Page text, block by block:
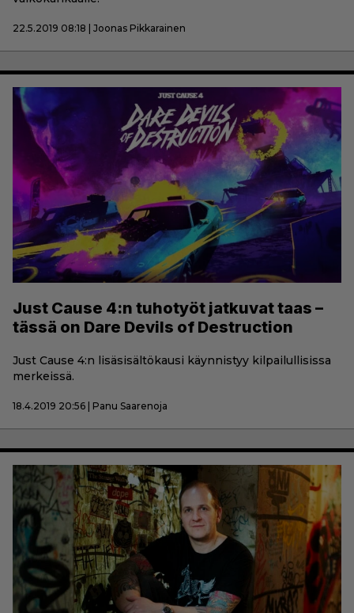
22.5.2019 08:18 | Joonas Pikkarainen
Just Cause 4:n tuhotyöt jatkuvat taas –
tässä on Dare Devils of Destruction
Just Cause 4:n lisäsisältökausi käynnistyy kilpailullisissa
merkeissä.
18.4.2019 20:56 | Panu Saarenoja